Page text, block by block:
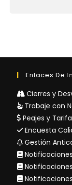
Enlaces De
Cierres y
Trabaje con
Peajes y
Encuesta
Gestión